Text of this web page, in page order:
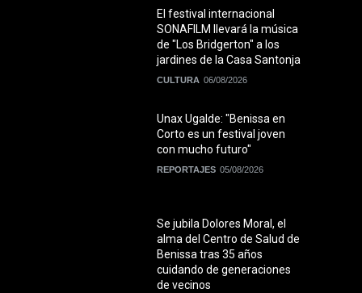
El festival internacional
SONAFILM llevará la música
de "Los Bridgerton" a los
jardines de la Casa Santonja
CULTURA 06/08/2026
Unax Ugalde: "Benissa en
Corto es un festival joven
con mucho futuro"
REPORTAJES 05/08/2026
Se jubila Dolores Moral, el
alma del Centro de Salud de
Benissa tras 35 años
cuidando de generaciones
de vecinos